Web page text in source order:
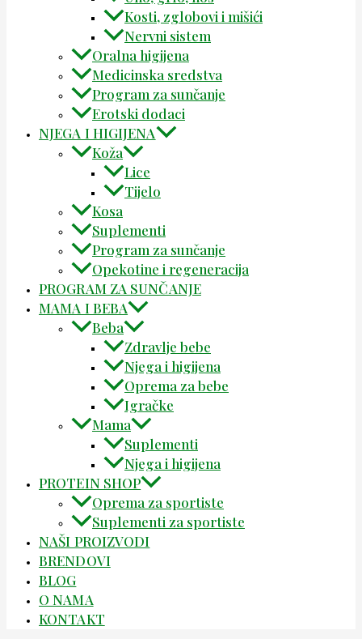
Kosti, zglobovi i mišići
Nervni sistem
Oralna higijena
Medicinska sredstva
Program za sunčanje
Erotski dodaci
NJEGA I HIGIJENA
Koža
Lice
Tijelo
Kosa
Suplementi
Program za sunčanje
Opekotine i regeneracija
PROGRAM ZA SUNČANJE
MAMA I BEBA
Beba
Zdravlje bebe
Njega i higijena
Oprema za bebe
Igračke
Mama
Suplementi
Njega i higijena
PROTEIN SHOP
Oprema za sportiste
Suplementi za sportiste
NAŠI PROIZVODI
BRENDOVI
BLOG
O NAMA
KONTAKT